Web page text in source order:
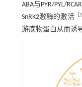
ABA与PYR/PYL/
SnRK2激酶的激活［
游底物蛋白从而诱